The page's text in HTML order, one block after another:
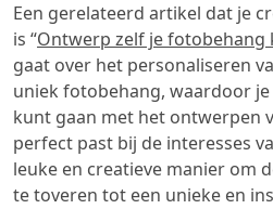
Een gerelateerd artikel dat je
is “Ontwerp zelf je fotobehang
gaat over het personaliseren
uniek fotobehang, waardoor
kunt gaan met het ontwerpen
perfect past bij de interesses
leuke en creatieve manier om
te toveren tot een unieke en